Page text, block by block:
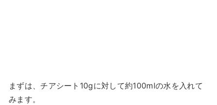
まずは、チアシート10gに対して約100mlの水を入れて
みます。